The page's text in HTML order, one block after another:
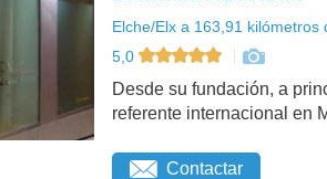
Elche/Elx a 163,91
5,0
Desde su fundación, a
referente internacional en
Contactar